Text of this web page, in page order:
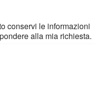
conservi le informazioni
alla mia richiesta.